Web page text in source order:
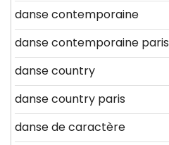
danse contemporaine
danse contemporaine paris
danse country
danse country paris
danse de caractère